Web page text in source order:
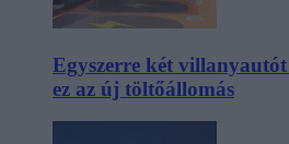
Egyszerre két
ez az új töltőállomás